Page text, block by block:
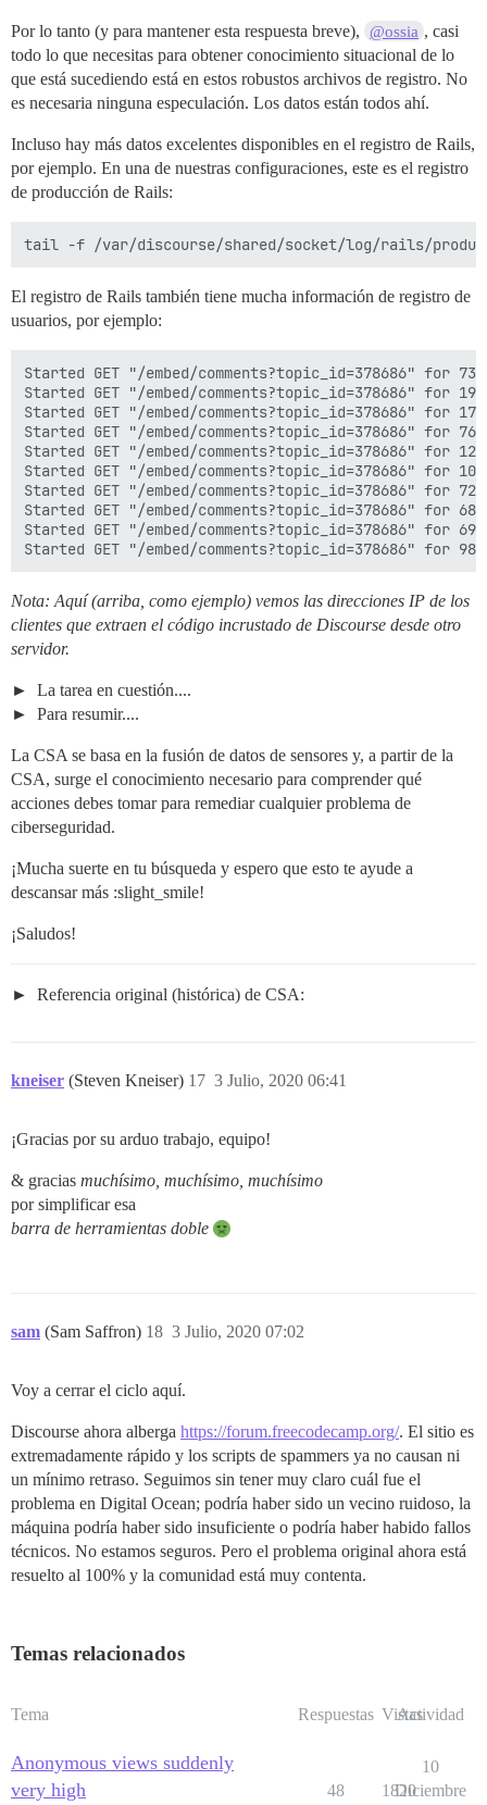
Por lo tanto (y para mantener esta respuesta breve), @ossia , casi
todo lo que necesitas para obtener conocimiento situacional de lo
que está sucediendo está en estos robustos archivos de registro. No
es necesaria ninguna especulación. Los datos están todos ahí.
Incluso hay más datos excelentes disponibles en el registro de Rails,
por ejemplo. En una de nuestras configuraciones, este es el registro
de producción de Rails:
El registro de Rails también tiene mucha información de registro de
usuarios, por ejemplo:
Started GET "/embed/comments?topic_id=378686" for
Started GET "/embed/comments?topic_id=378686" for
Started GET "/embed/comments?topic_id=378686" for
Started GET "/embed/comments?topic_id=378686" for
Started GET "/embed/comments?topic_id=378686" for
Started GET "/embed/comments?topic_id=378686" for
Started GET "/embed/comments?topic_id=378686" for
Started GET "/embed/comments?topic_id=378686" for
Started GET "/embed/comments?topic_id=378686" for
Nota: Aquí (arriba, como ejemplo) vemos las direcciones IP de los
clientes que extraen el código incrustado de Discourse desde otro
servidor.
La tarea en cuestión....
Para resumir....
La CSA se basa en la fusión de datos de sensores y, a partir de la
CSA, surge el conocimiento necesario para comprender qué
acciones debes tomar para remediar cualquier problema de
ciberseguridad.
¡Mucha suerte en tu búsqueda y espero que esto te ayude a
descansar más :slight_smile!
¡Saludos!
Referencia original (histórica) de CSA:
kneiser (Steven Kneiser) 3 Julio, 2020 06:41
17
¡Gracias por su arduo trabajo, equipo!
& gracias muchísimo, muchísimo, muchísimo
por simplificar esa
barra de herramientas doble
sam (Sam Saffron) 3 Julio, 2020 07:02
18
Voy a cerrar el ciclo aquí.
Discourse ahora alberga https://forum.freecodecamp.org/. El sitio es
extremadamente rápido y los scripts de spammers ya no causan ni
un mínimo retraso. Seguimos sin tener muy claro cuál fue el
problema en Digital Ocean; podría haber sido un vecino ruidoso, la
máquina podría haber sido insuficiente o podría haber habido fallos
técnicos. No estamos seguros. Pero el problema original ahora está
resuelto al 100% y la comunidad está muy contenta.
Temas relacionados
Tema Respuestas Vistas
Actividad
Anonymous views suddenly
very high
48 1820
10
Diciembre